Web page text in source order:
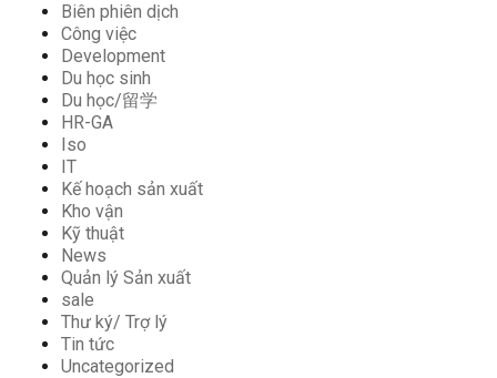
Biên phiên dịch
Công việc
Development
Du học sinh
Du học/留学
HR-GA
Iso
IT
Kế hoạch sản xuất
Kho vận
Kỹ thuật
News
Quản lý Sản xuất
sale
Thư ký/ Trợ lý
Tin tức
Uncategorized